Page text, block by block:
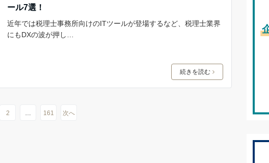
ール7選！
近年では税理士事務所向けのITツールが登場するなど、税理士業界
にもDXの波が押し…
続きを読む
2 161 次へ